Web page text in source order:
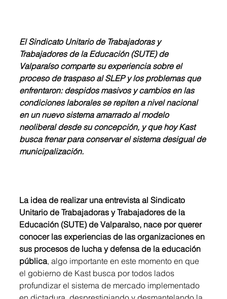
El Sindicato Unitario de Trabajadoras y
Trabajadores de la Educación (SUTE) de
Valparaíso comparte su experiencia sobre el
proceso de traspaso al SLEP y los problemas que
enfrentaron: despidos masivos y cambios en las
condiciones laborales se repiten a nivel nacional
en un nuevo sistema amarrado al modelo
neoliberal desde su concepción, y que hoy Kast
busca frenar para conservar el sistema desigual de
municipalización.
La idea de realizar una entrevista al Sindicato
Unitario de Trabajadoras y Trabajadores de la
Educación (SUTE) de Valparaìso, nace por querer
conocer las experiencias de las organizaciones en
sus procesos de lucha y defensa de la educación
pública, algo importante en este momento en que
el gobierno de Kast busca por todos lados
profundizar el sistema de mercado implementado